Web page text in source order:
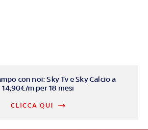
con noi: Sky Tv e Sky Calcio a
14,90€/m per 18 mesi
CLICCA QUI